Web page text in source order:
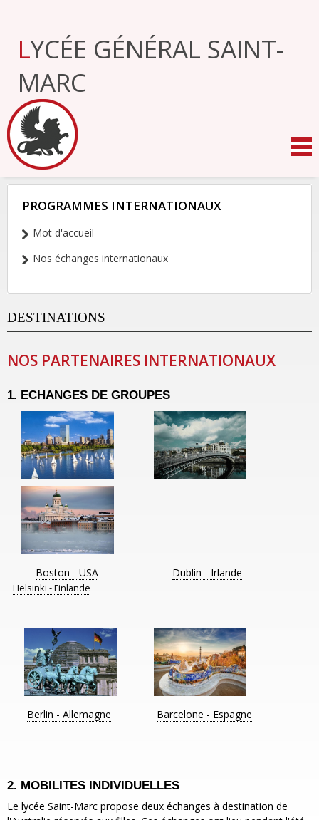
navigation
LYCÉE GÉNÉRAL SAINT-
MARC
NAVIGATION
PROGRAMMES INTERNATIONAUX
Mot d'accueil
Nos échanges internationaux
DESTINATIONS
NOS PARTENAIRES INTERNATIONAUX
1. ECHANGES DE GROUPES
Boston - USA Dublin - Irlande
Helsinki - Finlande
Berlin - Allemagne Barcelone - Espagne
2. MOBILITES INDIVIDUELLES
Le lycée Saint-Marc propose deux échanges à destination de